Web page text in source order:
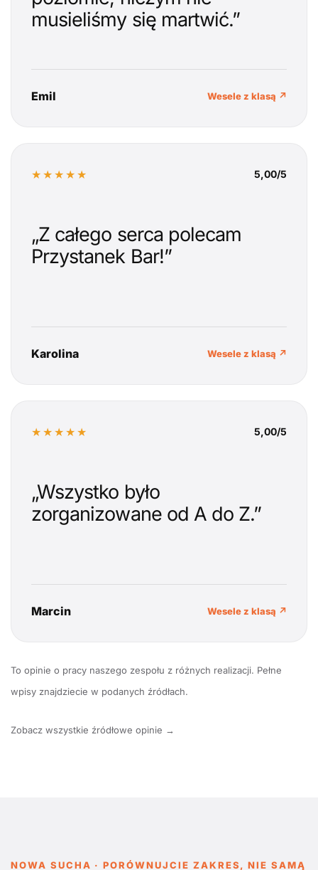
musieliśmy się martwić.”
Emil Wesele z klasą ↗
★★★★★ 5,00/5
„Z całego serca polecam
Przystanek Bar!”
Karolina Wesele z klasą ↗
★★★★★ 5,00/5
„Wszystko było
zorganizowane od A do Z.”
Marcin Wesele z klasą ↗
To opinie o pracy naszego zespołu z różnych realizacji. Pełne
wpisy znajdziecie w podanych źródłach.
Zobacz wszystkie źródłowe opinie →
NOWA SUCHA · PORÓWNUJCIE ZAKRES, NIE SAMĄ